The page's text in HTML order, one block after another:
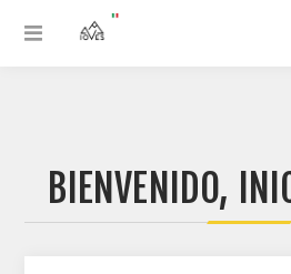
BIENVENIDO,